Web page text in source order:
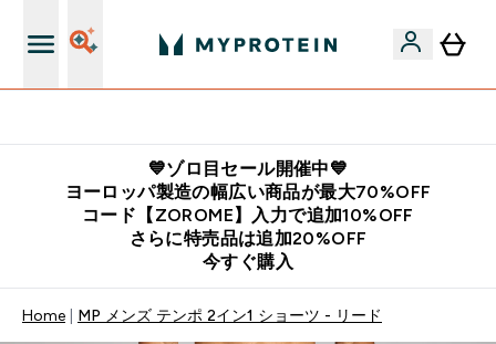
💙ゾロ目セール開催中💙
ヨーロッパ製造の幅広い商品が最大70%OFF
コード【ZOROME】入力で追加10%OFF
さらに特売品は追加20%OFF
今すぐ購入
Home MP メンズ テンポ 2イン1 ショーツ - リード